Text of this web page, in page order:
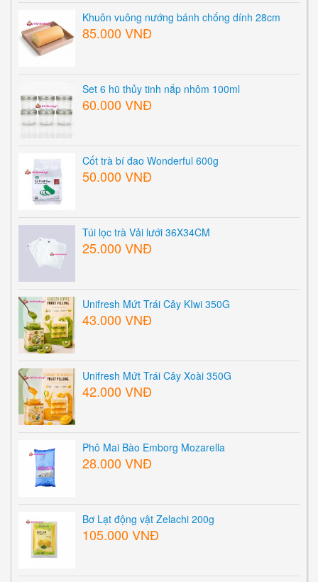
Khuôn vuông nướng bánh chống dính 28cm
85.000 VNĐ
Set 6 hũ thủy tinh nắp nhôm 100ml
60.000 VNĐ
Cốt trà bí đao Wonderful 600g
50.000 VNĐ
Túi lọc trà Vải lưới 36X34CM
25.000 VNĐ
Unifresh Mứt Trái Cây KIwi 350G
43.000 VNĐ
Unifresh Mứt Trái Cây Xoài 350G
42.000 VNĐ
Phô Mai Bào Emborg Mozarella
28.000 VNĐ
Bơ Lạt động vật Zelachi 200g
105.000 VNĐ